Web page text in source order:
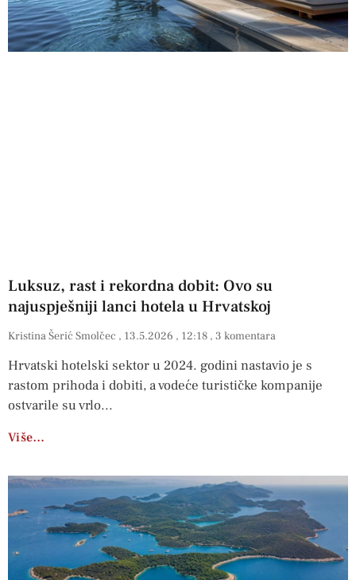
Luksuz, rast i rekordna dobit: Ovo su
najuspješniji lanci hotela u Hrvatskoj
Kristina Šerić Smolčec 13.5.2026 12:18 3 komentara
Hrvatski hotelski sektor u 2024. godini nastavio je s
rastom prihoda i dobiti, a vodeće turističke kompanije
ostvarile su vrlo
Više…